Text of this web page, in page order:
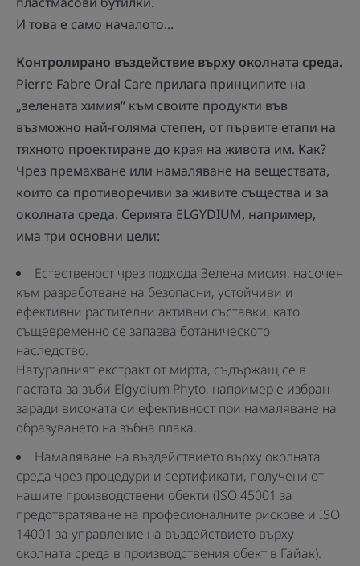
И това е само началото...
Контролирано въздействие върху околната среда.
Pierre Fabre Oral Care прилага принципите на
„зелената химия“ към своите продукти във
възможно най-голяма степен, от първите етапи на
тяхното проектиране до края на живота им. Как?
Чрез премахване или намаляване на веществата,
които са противоречиви за живите същества и за
околната среда. Серията ELGYDIUM, например,
има три основни цели:
Естественост чрез подхода Зелена мисия, насочен
към разработване на безопасни, устойчиви и
ефективни растителни активни съставки, като
същевременно се запазва ботаническото
наследство.
Натуралният екстракт от мирта, съдържащ се в
пастата за зъби Elgydium Phyto, например е избран
заради високата си ефективност при намаляване на
образуването на зъбна плака.
Намаляване на въздействието върху околната
среда чрез процедури и сертификати, получени от
нашите производствени обекти (ISO 45001 за
предотвратяване на професионалните рискове и ISO
14001 за управление на въздействието върху
околната среда в производствения обект в Гайак).